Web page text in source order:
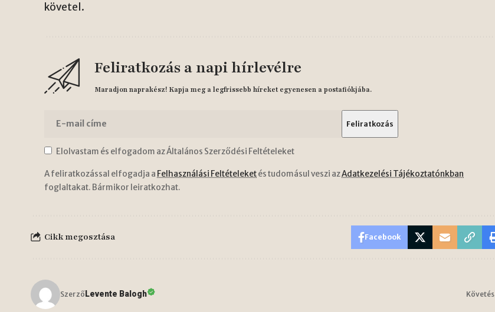
követel.
Feliratkozás a napi hírlevélre
Maradjon naprakész! Kapja meg a legfrissebb híreket egyenesen a postafiókjába.
Elolvastam és elfogadom az Általános Szerződési Feltételeket
A feliratkozással elfogadja a Felhasználási Feltételeketés tudomásul veszi azAdatkezelési Tájékoztatónkban
foglaltakat. Bármikor leiratkozhat.
Cikk megosztása Facebook
Szerző Levente Balogh Követés